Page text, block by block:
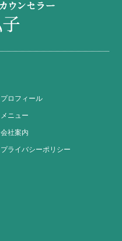
プロフィール
メニュー
会社案内
プライバシーポリシー